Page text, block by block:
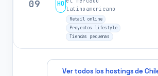
09 HO
latinoamericano
Retail online
Proyectos lifestyle
Tiendas pequenas
Ver todos los hostings de